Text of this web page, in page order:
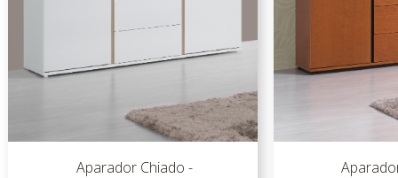
Aparador Chiado -
Aparador